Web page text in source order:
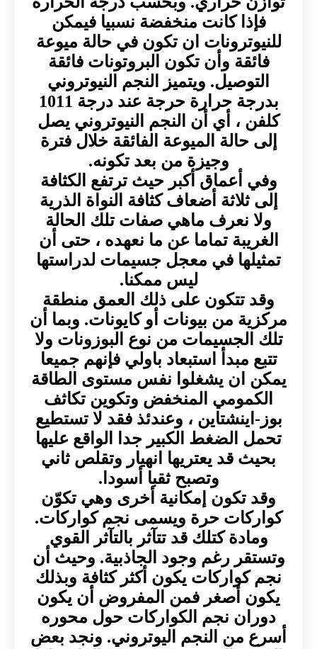
فإذا كانت منخفضة نسبيا فيمكن
للنيوترونات ان تكون في حالة ميوعة
فائقة وأن تكون البروتونات فائقة
التوصيل. ويتميز النجم النيوتروني
بدرجة حرارة حرجة عند درجة 1011
كلفن ، أي أن النجم النيوتروني يصل
إلى حالة الميوعة الفائقة خلال فترة
وجيزة من بعد تكونه.
وفي أعماق أكبر حيث ترتفع الكثافة
إلى ثلاثة أضعاف كثافة النواة الذرية
ولا نعرف ماهي صفات تلك الحالة
الغريبة تماما عن ما نعهده ، حتى أن
تمثيلها في معجل جسيمات لدراستها
ليس ممكنا.
وقد تتكون على ذلك العمق منطقة
مركزية من بيونات أو كايونات. وبما أن
تلك الجسيمات من نوع البوزونات ولا
تتبع مبدأ استبعاد باولي فإنهم جميعا
يمكن ان يشغلوا نفس مستوى الطاقة
الكمومي المنخفض وتكوين تكاثف
بوز-اينشتاين ، وعندئذ فقد لا تستطيع
تحمل الضغط الكبير جدا الواقع عليها
بحيث قد يعتريها انهيار وتقلص ثاني
وتصبح ثقبا أسودا.
وقد تكون إمكانية أخرى وهي تكوّن
كواركات حرة ويسمى نجم كواركات.
ومادة كتلك قد تتآثر بالتآثر القوي
وتستقر رغم وجود الجاذبية. وحيث أن
نجم كواركات يكون أكثر كثافة وبذلك
يكون أصغر فمن المفروض أن يكون
دوران نجم الكواركات حول محوره
أسرع من النجم اليوتروني. ونجد بعض